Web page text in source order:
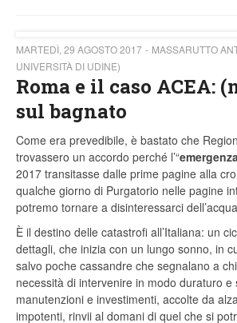
MARTEDÌ, 29 AGOSTO 2017
MASSARUTTO
UNIVERSITÀ DI UDINE)
Roma e il caso ACEA:
sul bagnato
Come era prevedibile, è bastato che
trovassero un accordo perché l’“
2017 transitasse dalle prime pagine alla
qualche giorno di Purgatorio nelle pagine
potremo tornare a disinteressarci
È il destino delle catastrofi all’Italiana: un
dettagli, che inizia con un lungo sonno, in
salvo poche cassandre che segnalano a
necessità di intervenire in modo duraturo e
manutenzioni e investimenti, accolte da
impotenti, rinvii al domani di quel che si